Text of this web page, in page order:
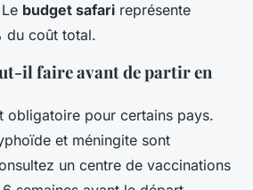
budget safari représente
du coût total.
il faire avant de partir en
obligatoire pour certains pays.
et méningite sont
un centre de vaccinations